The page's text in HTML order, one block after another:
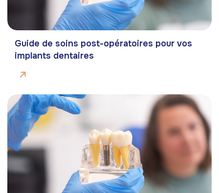
Guide de soins post-opératoires pour vos
implants dentaires